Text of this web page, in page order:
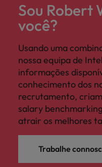
Sou Robert
você?
Usando uma
nossa equipa de
informações
conhecimento dos
recrutamento,
salary
atrair os melhores
Trabalhe